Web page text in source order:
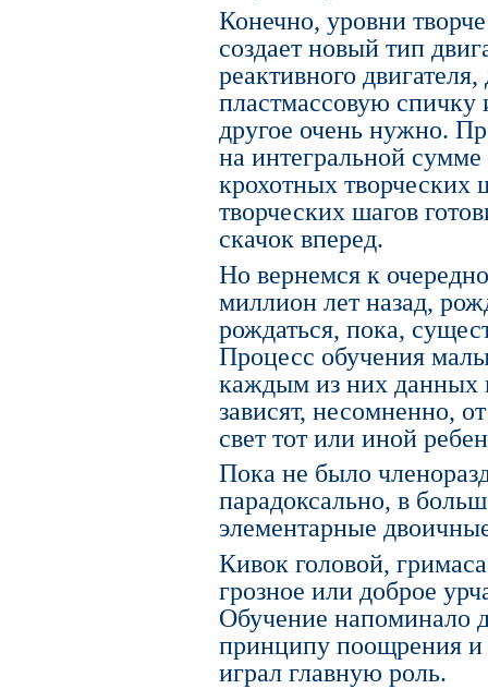
Конечно, уровни
создает новый тип
реактивного
пластмассовую
другое очень нужно.
на интегральной
крохотных творческих
творческих шагов
скачок вперед.
Но вернемся к
миллион лет назад,
рождаться, пока,
Процесс обучения
каждым из них данных
зависят, несомненно,
свет тот или иной
Пока не было
парадоксально, в
элементарные
Кивок головой,
грозное или доброе
Обучение напоминало
принципу поощрения и
играл главную роль.